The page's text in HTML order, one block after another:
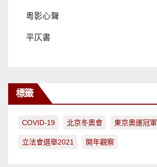
粵影心聲
平仄書
標籤
COVID-19 北京冬奧會 東京奧運冠軍
立法會選舉2021 開年觀察